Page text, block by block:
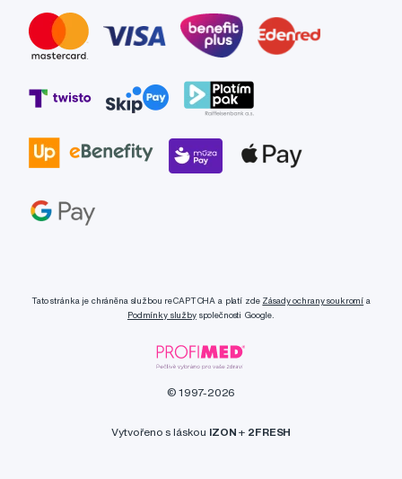
Tato stránka je chráněna službou reCAPTCHA a platí zde Zásady ochrany soukromí a
Podmínky službyspolečnosti Google.
© 1997-2026
Vytvořeno s láskou IZON + 2FRESH